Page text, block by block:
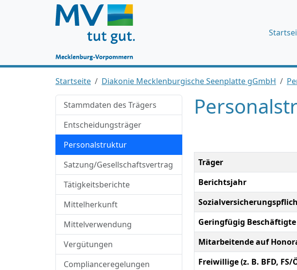
Startseite Diakonie Mecklenburgische Seenplatte gGmbH
Stammdaten des Trägers
Entscheidungsträger
Personalstruktur
Satzung/Gesellschaftsvertrag
Tätigkeitsberichte
Mittelherkunft
Mittelverwendung
Vergütungen
Complianceregelungen
Träger
Berichtsjahr
Geringfügig Beschäftigte
Mitarbeitende auf
Freiwillige (z. B. BFD, FS/